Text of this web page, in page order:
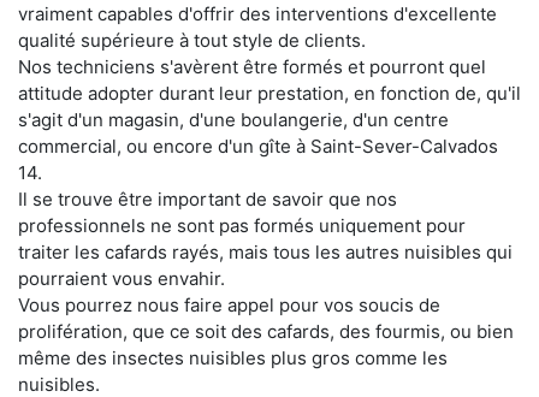
vraiment capables d'offrir des interventions d'excellente
qualité supérieure à tout style de clients.
Nos techniciens s'avèrent être formés et pourront quel
attitude adopter durant leur prestation, en fonction de, qu'il
s'agit d'un magasin, d'une boulangerie, d'un centre
commercial, ou encore d'un gîte à Saint-Sever-Calvados
14.
Il se trouve être important de savoir que nos
professionnels ne sont pas formés uniquement pour
traiter les cafards rayés, mais tous les autres nuisibles qui
pourraient vous envahir.
Vous pourrez nous faire appel pour vos soucis de
prolifération, que ce soit des cafards, des fourmis, ou bien
même des insectes nuisibles plus gros comme les
nuisibles.